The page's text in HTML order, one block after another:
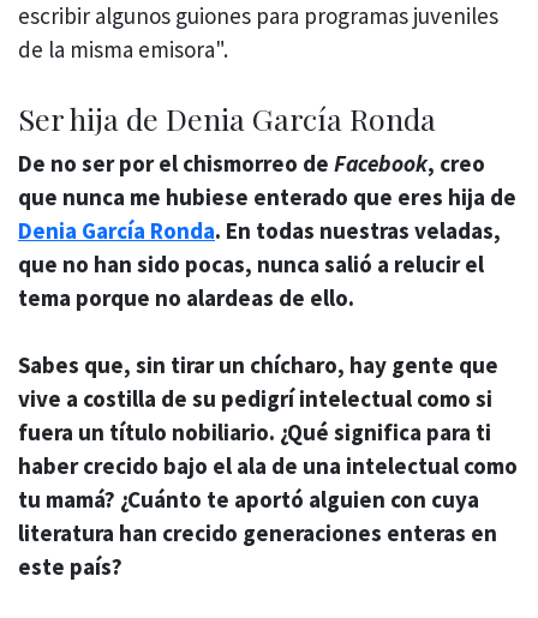
escribir algunos guiones para programas juveniles
de la misma emisora".
Ser hija de Denia García Ronda
De no ser por el chismorreo de Facebook, creo
que nunca me hubiese enterado que eres hija de
Denia García Ronda. En todas nuestras veladas,
que no han sido pocas, nunca salió a relucir el
tema porque no alardeas de ello.
Sabes que, sin tirar un chícharo, hay gente que
vive a costilla de su pedigrí intelectual como si
fuera un título nobiliario. ¿Qué significa para ti
haber crecido bajo el ala de una intelectual como
tu mamá? ¿Cuánto te aportó alguien con cuya
literatura han crecido generaciones enteras en
este país?